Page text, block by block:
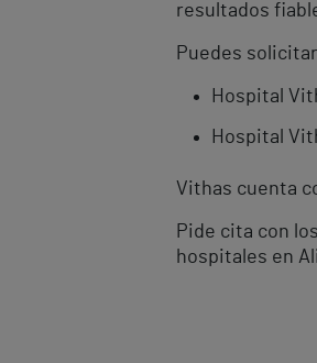
resultados
Puedes
Hospital
Hospital
Vithas cuenta
Pide cita con
hospitales en